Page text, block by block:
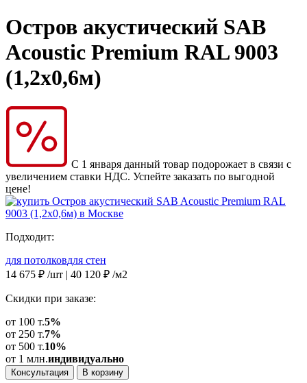
Остров акустический SAB
Acoustic Premium RAL 9003
(1,2х0,6м)
С 1 января данный товар подорожает в связи с
увеличением ставки НДС. Успейте заказать по выгодной
цене!
Подходит:
для потолковдля стен
14 675 ₽ /шт | 40 120 ₽ /м2
Скидки при заказе:
от 100 т.5%
от 250 т.7%
от 500 т.10%
от 1 млн.индивидуально
Консультация В корзину